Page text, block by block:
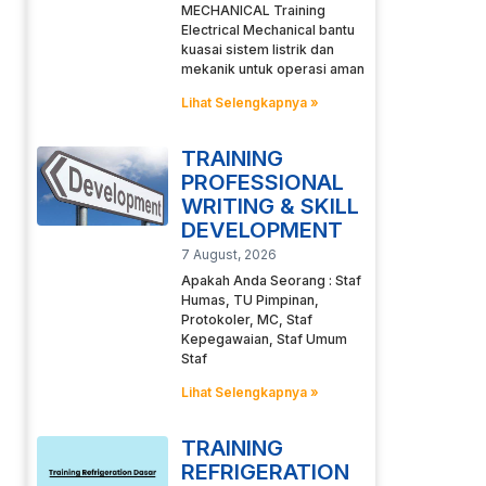
MECHANICAL Training
Electrical Mechanical bantu
kuasai sistem listrik dan
mekanik untuk operasi aman
Lihat Selengkapnya »
TRAINING
PROFESSIONAL
WRITING & SKILL
DEVELOPMENT
7 August, 2026
Apakah Anda Seorang : Staf
Humas, TU Pimpinan,
Protokoler, MC, Staf
Kepegawaian, Staf Umum
Staf
Lihat Selengkapnya »
TRAINING
REFRIGERATION